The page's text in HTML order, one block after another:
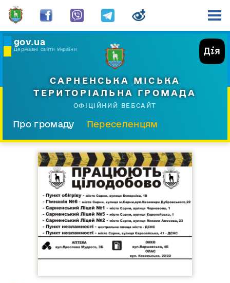
gov.ua
Державні сайти України
САРНЕНСЬКА МІСЬКА
ТЕРИТОРІАЛЬНА ГРОМАДА
ОФІЦІЙНИЙ ВЕБСАЙТ
Про громаду
Переселенцям
Прес-центр